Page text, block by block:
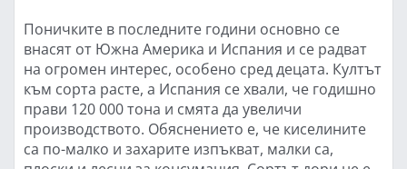
Поничките в последните години основно се
внасят от Южна Америка и Испания и се радват
на огромен интерес, особено сред децата. Култът
към сорта расте, а Испания се хвали, че годишно
прави 120 000 тона и смята да увеличи
производството. Обяснението е, че киселините
са по-малко и захарите изпъкват, малки са,